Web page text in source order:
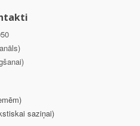
saziņai)